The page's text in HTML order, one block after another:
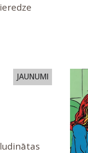
JAUNUMI